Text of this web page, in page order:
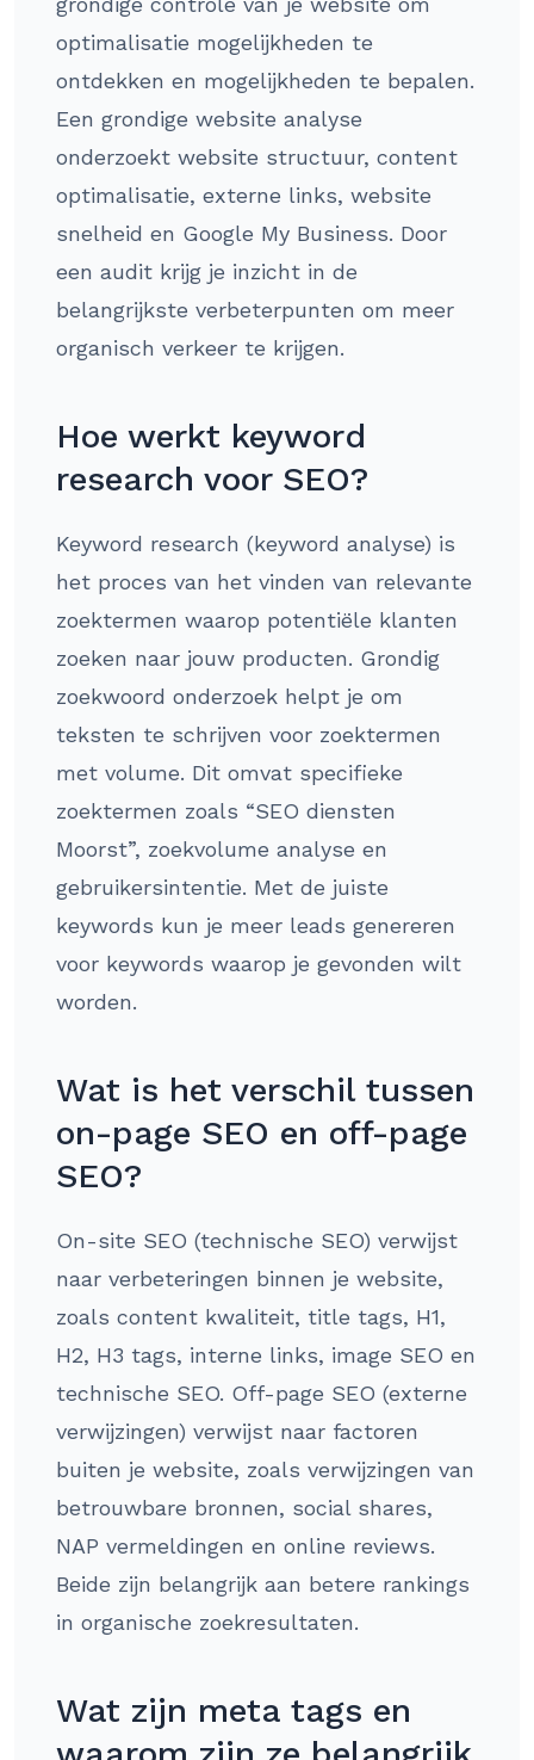
optimalisatie mogelijkheden te
ontdekken en mogelijkheden te bepalen.
Een grondige website analyse
onderzoekt website structuur, content
optimalisatie, externe links, website
snelheid en Google My Business. Door
een audit krijg je inzicht in de
belangrijkste verbeterpunten om meer
organisch verkeer te krijgen.
Hoe werkt keyword
research voor SEO?
Keyword research (keyword analyse) is
het proces van het vinden van relevante
zoektermen waarop potentiële klanten
zoeken naar jouw producten. Grondig
zoekwoord onderzoek helpt je om
teksten te schrijven voor zoektermen
met volume. Dit omvat specifieke
zoektermen zoals “SEO diensten
Moorst”, zoekvolume analyse en
gebruikersintentie. Met de juiste
keywords kun je meer leads genereren
voor keywords waarop je gevonden wilt
worden.
Wat is het verschil tussen
on-page SEO en off-page
SEO?
On-site SEO (technische SEO) verwijst
naar verbeteringen binnen je website,
zoals content kwaliteit, title tags, H1,
H2, H3 tags, interne links, image SEO en
technische SEO. Off-page SEO (externe
verwijzingen) verwijst naar factoren
buiten je website, zoals verwijzingen van
betrouwbare bronnen, social shares,
NAP vermeldingen en online reviews.
Beide zijn belangrijk aan betere rankings
in organische zoekresultaten.
Wat zijn meta tags en